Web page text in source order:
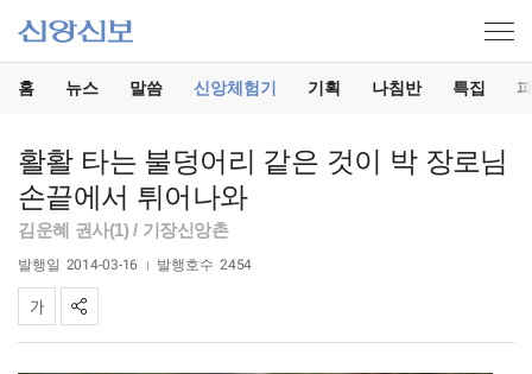
홈 뉴스 말씀 신앙체험기 기획 나침반 특집
활활 타는 불덩어리 같은 것이 박 장로님
손끝에서 튀어나와
김운혜 권사(1) / 기장신앙촌
발행일 2014-03-16 발행호수 2454